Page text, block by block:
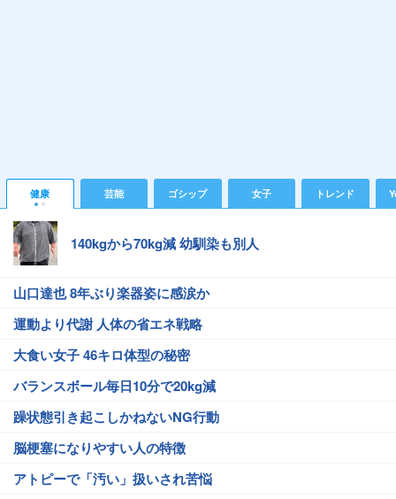
健康 芸能 ゴシップ 女子 トレンド
140kgから70kg減 幼馴染も別人
山口達也 8年ぶり楽器姿に感涙か
運動より代謝 人体の省エネ戦略
大食い女子 46キロ体型の秘密
バランスボール毎日10分で20kg減
躁状態引き起こしかねないNG行動
脳梗塞になりやすい人の特徴
アトピーで「汚い」扱いされ苦悩